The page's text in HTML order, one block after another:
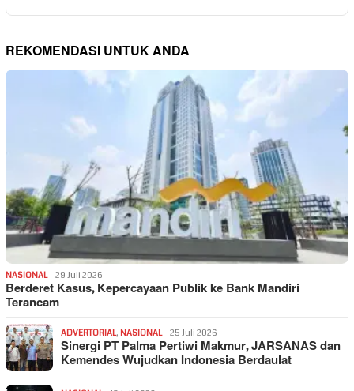
REKOMENDASI UNTUK ANDA
NASIONAL 29 Juli 2026
Berderet Kasus, Kepercayaan Publik ke Bank Mandiri
Terancam
ADVERTORIAL, NASIONAL 25 Juli 2026
Sinergi PT Palma Pertiwi Makmur, JARSANAS dan
Kemendes Wujudkan Indonesia Berdaulat